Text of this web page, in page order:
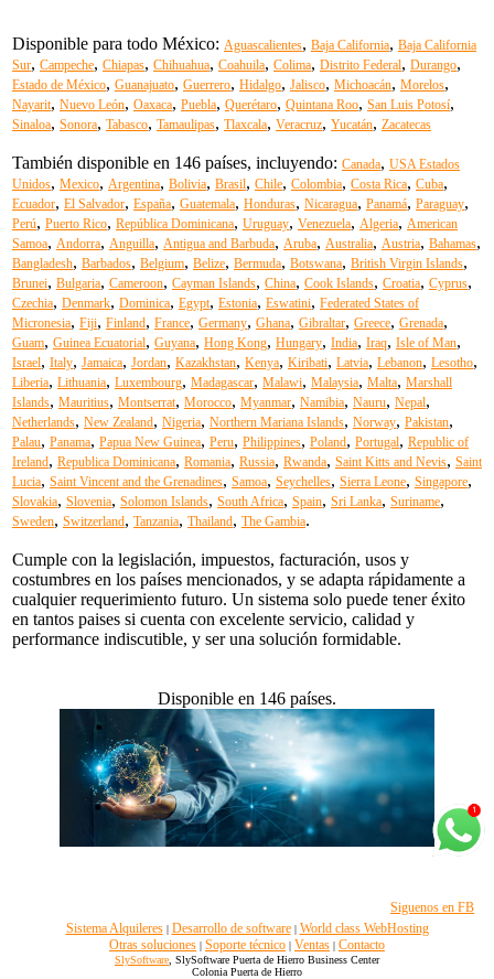
Disponible para todo México: Aguascalientes, Baja California, Baja California
Sur, Campeche, Chiapas, Chihuahua, Coahuila, Colima, Distrito Federal, Durango,
Estado de México, Guanajuato, Guerrero, Hidalgo, Jalisco, Michoacán, Morelos,
Nayarit, Nuevo León, Oaxaca, Puebla, Querétaro, Quintana Roo, San Luis Potosí,
Sinaloa, Sonora, Tabasco, Tamaulipas, Tlaxcala, Veracruz, Yucatán, Zacatecas
También disponible en 146 países, incluyendo: Canada, USA Estados
Unidos, Mexico, Argentina, Bolivia, Brasil, Chile, Colombia, Costa Rica, Cuba,
Ecuador, El Salvador, España, Guatemala, Honduras, Nicaragua, Panamá, Paraguay,
Perú, Puerto Rico, República Dominicana, Uruguay, Venezuela, Algeria, American
Samoa, Andorra, Anguilla, Antigua and Barbuda, Aruba, Australia, Austria, Bahamas,
Bangladesh, Barbados, Belgium, Belize, Bermuda, Botswana, British Virgin Islands,
Brunei, Bulgaria, Cameroon, Cayman Islands, China, Cook Islands, Croatia, Cyprus,
Czechia, Denmark, Dominica, Egypt, Estonia, Eswatini, Federated States of
Micronesia, Fiji, Finland, France, Germany, Ghana, Gibraltar, Greece, Grenada,
Guam, Guinea Ecuatorial, Guyana, Hong Kong, Hungary, India, Iraq, Isle of Man,
Israel, Italy, Jamaica, Jordan, Kazakhstan, Kenya, Kiribati, Latvia, Lebanon, Lesotho,
Liberia, Lithuania, Luxembourg, Madagascar, Malawi, Malaysia, Malta, Marshall
Islands, Mauritius, Montserrat, Morocco, Myanmar, Namibia, Nauru, Nepal,
Netherlands, New Zealand, Nigeria, Northern Mariana Islands, Norway, Pakistan,
Palau, Panama, Papua New Guinea, Peru, Philippines, Poland, Portugal, Republic of
Ireland, Republica Dominicana, Romania, Russia, Rwanda, Saint Kitts and Nevis, Saint
Lucia, Saint Vincent and the Grenadines, Samoa, Seychelles, Sierra Leone, Singapore,
Slovakia, Slovenia, Solomon Islands, South Africa, Spain, Sri Lanka, Suriname,
Sweden, Switzerland, Tanzania, Thailand, The Gambia.
Cumple con la legislación, impuestos, facturación, usos y
costumbres en los países mencionados, y se adapta rápidamente a
cualquier requerimiento futuro. Un sistema solo puede tener éxito
en tantos paises si cuenta con excelente servicio, calidad y
performance indiscutible, y ser una solución formidable.
Disponible en 146 países.
Siguenos en FB
Sistema Alquileres| Desarrollo de software| World class WebHosting
Otras soluciones | Soporte técnico | Ventas | Contacto
SlySoftware , SlySoftware Puerta de Hierro Business Center
Colonia Puerta de Hierro